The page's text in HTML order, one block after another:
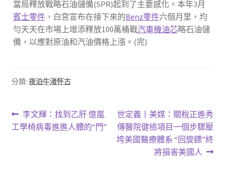
當局釋放戰略石油儲備(SPR)起到了主要感化。本年3月
賓士零件，白宮宣布在接下來的Benz零件六個月里，均
勻天天在市場上增添釋放100萬桶戰汽車機油芯略石油儲
備，以應對原油和汽油價格上漲。(完)
分類: 夜泊牛渚怀古
文
章
上
一
李文輝：找到乙肝 億嵐
工學椅病毒進進人體的“門”
下
一
篇
世定義丨美媒：關稅正進秀
傳醫院健檢項目一個步驟壓
垮美國醫療體系 “回旋鏢”終
將損害美國人